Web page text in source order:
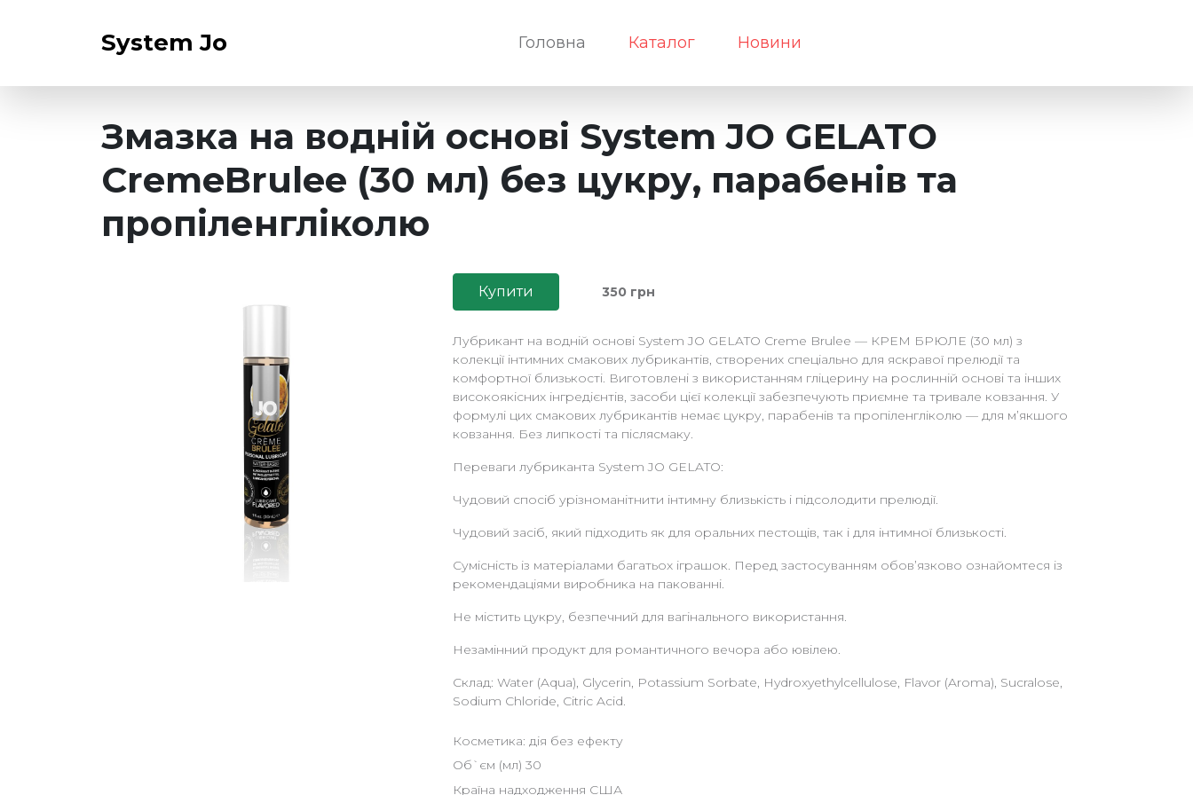
System Jo Головна Каталог Новини
Змазка на водній основі System JO GELATO
CremeBrulee (30 мл) без цукру, парабенів та
пропіленгліколю
Купити 350 грн
Лубрикант на водній основі System JO GELATO Creme Brulee — КРЕМ БРЮЛЕ (30 мл) з
колекції інтимних смакових лубрикантів, створених спеціально для яскравої прелюдії та
комфортної близькості. Виготовлені з використанням гліцерину на рослинній основі та інших
високоякісних інгредієнтів, засоби цієї колекції забезпечують приємне та тривале ковзання. У
формулі цих смакових лубрикантів немає цукру, парабенів та пропіленгліколю — для м’якшого
ковзання. Без липкості та післясмаку.
Переваги лубриканта System JO GELATO:
Чудовий спосіб урізноманітнити інтимну близькість і підсолодити прелюдії.
Чудовий засіб, який підходить як для оральних пестощів, так і для інтимної близькості.
Сумісність із матеріалами багатьох іграшок. Перед застосуванням обов’язково ознайомтеся із
рекомендаціями виробника на пакованні.
Не містить цукру, безпечний для вагінального використання.
Незамінний продукт для романтичного вечора або ювілею.
Склад: Water (Aqua), Glycerin, Potassium Sorbate, Hydroxyethylcellulose, Flavor (Aroma), Sucralose,
Sodium Chloride, Citric Acid.
Косметика: дія без ефекту
Об`єм (мл) 30
Країна надходження США